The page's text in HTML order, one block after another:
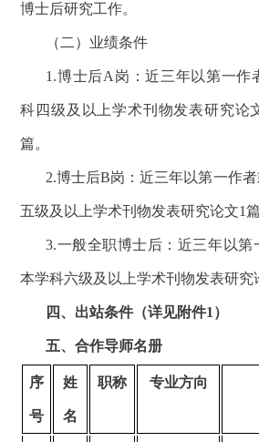
博士后研究工作。
（二）业绩条件
1.博士后A岗：近三年以第一作
科四级及以上学术刊物发表研究论
篇。
2.博士后B岗：近三年以第一作
五级及以上学术刊物发表研究论文1
3.一般全职博士后：近三年以第
本学科六级及以上学术刊物发表研究
四、出站条件（详见附件1）
五、合作导师名册
序
号
姓
名
职称 专业方向